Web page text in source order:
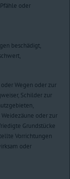
oder
beschädigt,
Wegen oder zur
Schilder zur
oder zur
Grundstücke
Vorrichtungen
oder